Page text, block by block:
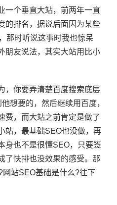
一个垂直大站，前两年一直
的排名，据说后面因为某些
那时听说这事时我也惊呆
朋友说法，其实大站用比小
，你要弄清楚百度搜索底层
想要的，然后继续用百度，
费，而大站之前肯定是做了
站，最基础SEO也没做，再
身也不是很懂SEO，只要签
了快排也没效果的感受。那
站SEO基础是什么?往下